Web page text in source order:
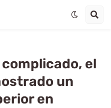
el
un
en